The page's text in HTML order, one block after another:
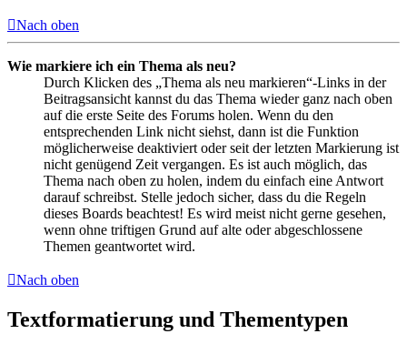
Nach oben
Wie markiere ich ein Thema als neu?
Durch Klicken des „Thema als neu markieren“-Links in der
Beitragsansicht kannst du das Thema wieder ganz nach oben
auf die erste Seite des Forums holen. Wenn du den
entsprechenden Link nicht siehst, dann ist die Funktion
möglicherweise deaktiviert oder seit der letzten Markierung ist
nicht genügend Zeit vergangen. Es ist auch möglich, das
Thema nach oben zu holen, indem du einfach eine Antwort
darauf schreibst. Stelle jedoch sicher, dass du die Regeln
dieses Boards beachtest! Es wird meist nicht gerne gesehen,
wenn ohne triftigen Grund auf alte oder abgeschlossene
Themen geantwortet wird.
Nach oben
Textformatierung und Thementypen